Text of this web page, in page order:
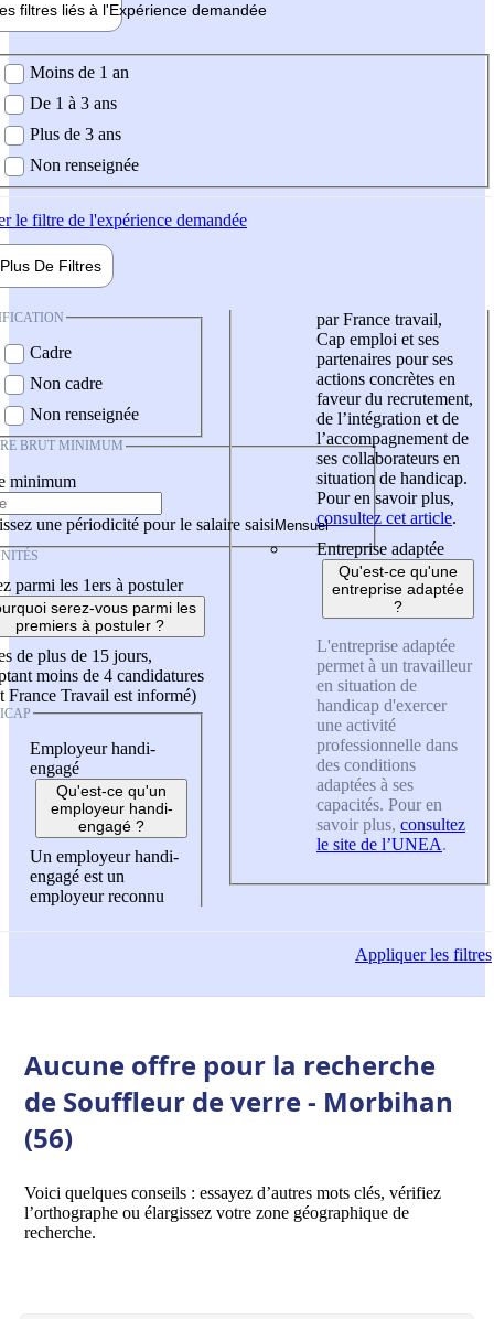
filtres liés à l'Expérience demandée
demandée
Moins de 1 an
De 1 à 3 ans
Plus de 3 ans
Non renseignée
le filtre de l'expérience demandée
Plus De Filtres
Cadre
Non cadre
Non renseignée
BRUT MINIMUM
minimum
une périodicité pour le salaire saisi
parmi les 1ers à postuler
serez-vous parmi les
premiers à postuler ?
de plus de 15 jours,
moins de 4 candidatures
France Travail est informé)
Employeur handi-
engagé
Qu'est-ce qu'un
employeur handi-
engagé ?
Un employeur handi-
engagé est un
employeur reconnu
par France travail,
Cap emploi et ses
partenaires pour ses
actions concrètes en
faveur du recrutement,
de l’intégration et de
l’accompagnement de
ses collaborateurs en
situation de handicap.
Pour en savoir plus,
consultez cet article.
Entreprise adaptée
Qu'est-ce qu'une
entreprise adaptée
?
L'entreprise adaptée
permet à un travailleur
en situation de
handicap d'exercer
une activité
professionnelle dans
des conditions
adaptées à ses
capacités. Pour en
savoir plus, consultez
le site de l’UNEA.
Appliquerles filtres
Aucune offre pour la recherche
de Souffleur de verre - Morbihan
(56)
Voici quelques conseils : essayez d’autres mots clés, vérifiez
l’orthographe ou élargissez votre zone géographique de
recherche.